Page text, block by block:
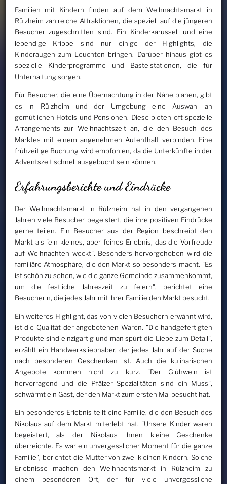
Familien mit Kindern finden auf dem Weihnachtsmarkt in
Rülzheim zahlreiche Attraktionen, die speziell auf die jüngeren
Besucher zugeschnitten sind. Ein Kinderkarussell und eine
lebendige Krippe sind nur einige der Highlights, die
Kinderaugen zum Leuchten bringen. Darüber hinaus gibt es
spezielle Kinderprogramme und Bastelstationen, die für
Unterhaltung sorgen.
Für Besucher, die eine Übernachtung in der Nähe planen, gibt
es in Rülzheim und der Umgebung eine Auswahl an
gemütlichen Hotels und Pensionen. Diese bieten oft spezielle
Arrangements zur Weihnachtszeit an, die den Besuch des
Marktes mit einem angenehmen Aufenthalt verbinden. Eine
frühzeitige Buchung wird empfohlen, da die Unterkünfte in der
Adventszeit schnell ausgebucht sein können.
Erfahrungsberichte und Eindrücke
Der Weihnachtsmarkt in Rülzheim hat in den vergangenen
Jahren viele Besucher begeistert, die ihre positiven Eindrücke
gerne teilen. Ein Besucher aus der Region beschreibt den
Markt als "ein kleines, aber feines Erlebnis, das die Vorfreude
auf Weihnachten weckt". Besonders hervorgehoben wird die
familiäre Atmosphäre, die den Markt so besonders macht. "Es
ist schön zu sehen, wie die ganze Gemeinde zusammenkommt,
um die festliche Jahreszeit zu feiern", berichtet eine
Besucherin, die jedes Jahr mit ihrer Familie den Markt besucht.
Ein weiteres Highlight, das von vielen Besuchern erwähnt wird,
ist die Qualität der angebotenen Waren. "Die handgefertigten
Produkte sind einzigartig und man spürt die Liebe zum Detail",
erzählt ein Handwerksliebhaber, der jedes Jahr auf der Suche
nach besonderen Geschenken ist. Auch die kulinarischen
Angebote kommen nicht zu kurz. "Der Glühwein ist
hervorragend und die Pfälzer Spezialitäten sind ein Muss",
schwärmt ein Gast, der den Markt zum ersten Mal besucht hat.
Ein besonderes Erlebnis teilt eine Familie, die den Besuch des
Nikolaus auf dem Markt miterlebt hat. "Unsere Kinder waren
begeistert, als der Nikolaus ihnen kleine Geschenke
überreichte. Es war ein unvergesslicher Moment für die ganze
Familie", berichtet die Mutter von zwei kleinen Kindern. Solche
Erlebnisse machen den Weihnachtsmarkt in Rülzheim zu
einem besonderen Ort, der für viele unvergessliche